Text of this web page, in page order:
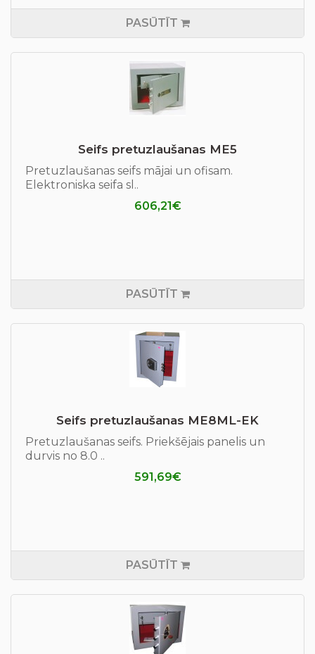
PASŪTĪT
Seifs pretuzlaušanas ME5
Pretuzlaušanas seifs mājai un ofisam.
Elektroniska seifa sl..
606,21€
PASŪTĪT
Seifs pretuzlaušanas ME8ML-EK
Pretuzlaušanas seifs. Priekšējais panelis un
durvis no 8.0 ..
591,69€
PASŪTĪT